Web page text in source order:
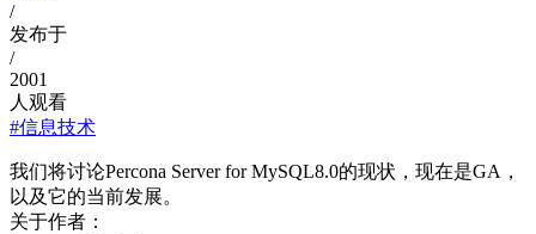
/
发布于
/
2001
人观看
#信息技术
我们将讨论Percona Server for MySQL8.0的现状，现在是GA，
以及它的当前发展。
关于作者：